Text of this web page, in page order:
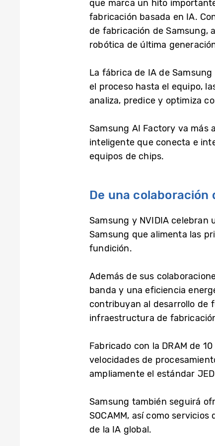
que marca un hito
fabricación basada en IA.
de fabricación de Samsung,
robótica de última
La fábrica de IA de
el proceso hasta el equipo,
analiza, predice y optimiza
Samsung AI Factory va
inteligente que conecta e
equipos de chips.
De una colaboración
Samsung y NVIDIA celebran
Samsung que alimenta las
fundición.
Además de sus
banda y una eficiencia
contribuyan al desarrollo de
infraestructura de
Fabricado con la DRAM de
velocidades de
ampliamente el estándar
Samsung también seguirá
SOCAMM, así como
de la IA global.